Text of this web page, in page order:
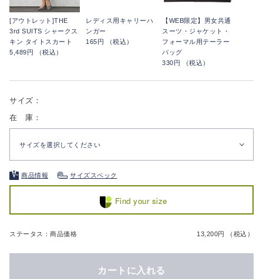
[アウトレット]THE
3rd SUITS シャークス
キン タイトスカート
5,489円 （税込）
レディス用キャリーハ
ンガー
165円 （税込）
【WEB限定】男女共通
スーツ・ジャケット・
フォーマル用テーラー
バッグ
330円 （税込）
サイズ：
在 庫：
サイズを選択してください
商品情報 サイズスペック
Find your size
ステータス：商品価格 13,200円 （税込）
カートに入れる